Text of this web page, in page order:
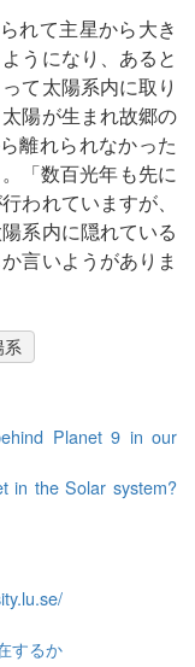
れて主星から大き
うになり、あると
て太陽系内に取り
陽が生まれ故郷の
離れられなかった
「数百光年も先に
われていますが、
系内に隠れている
言いようがありま
系
Planet 9 in our
in the Solar system?
するか